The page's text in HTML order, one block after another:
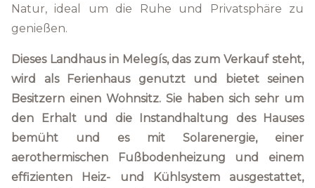
Natur, ideal um die Ruhe und Privatsphäre zu
genießen.
Dieses Landhaus in Melegís, das zum Verkauf steht,
wird als Ferienhaus genutzt und bietet seinen
Besitzern einen Wohnsitz. Sie haben sich sehr um
den Erhalt und die Instandhaltung des Hauses
bemüht und es mit Solarenergie, einer
aerothermischen Fußbodenheizung und einem
effizienten Heiz- und Kühlsystem ausgestattet,